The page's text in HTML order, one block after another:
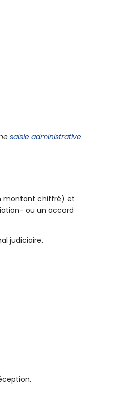
saisie administrative
montant chiffré) et
ou un accord
judiciaire.